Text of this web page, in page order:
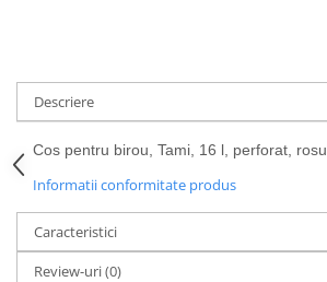
Descriere
Cos pentru birou, Tami, 16 l, perforat, rosu.
Informatii conformitate produs
Caracteristici
Review-uri(0)